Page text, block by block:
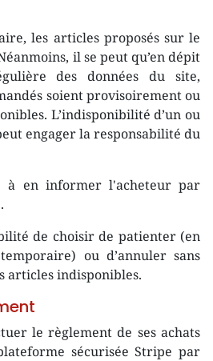
les articles proposés sur le
il se peut qu’en dépit
des données du site,
soient provisoirement ou
L’indisponibilité d’un ou
engager la responsabilité du
à en informer l'acheteur par
de choisir de patienter (en
ou d’annuler sans
articles indisponibles.
le règlement de ses achats
sécurisée Stripe par